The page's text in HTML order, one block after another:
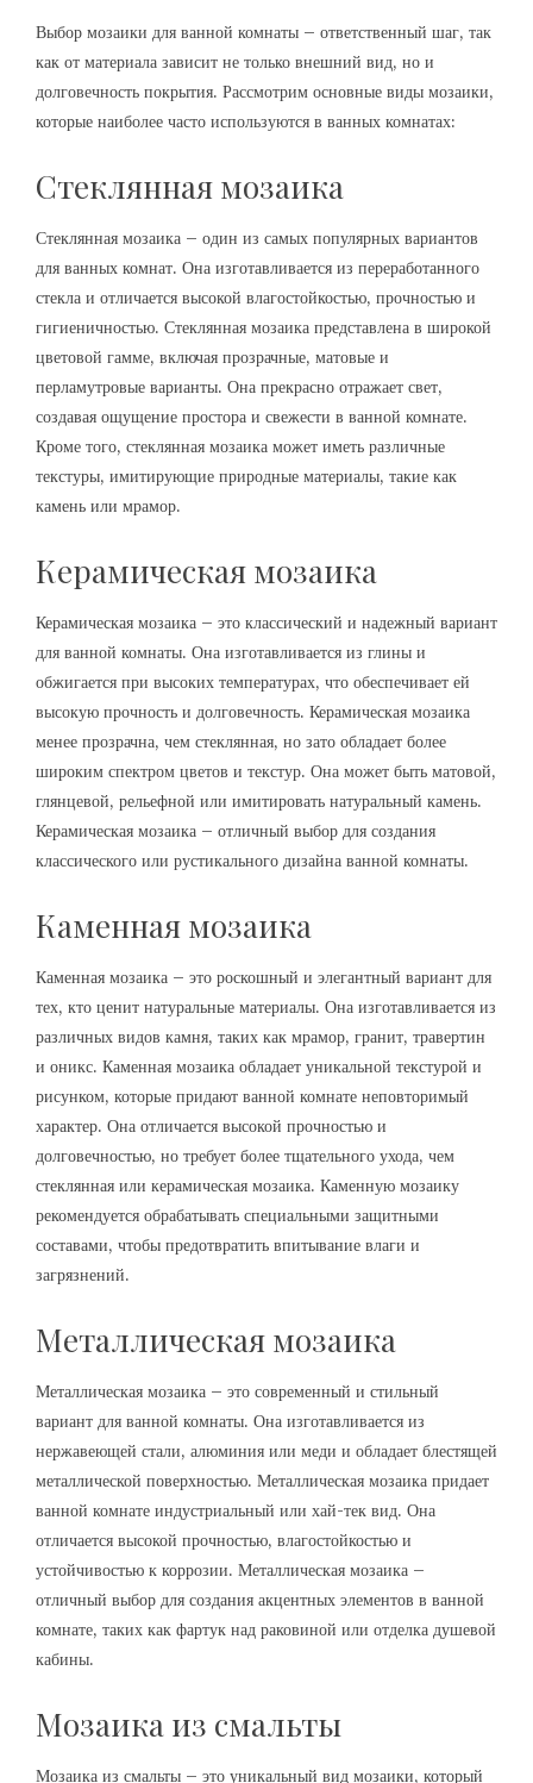
Выбор мозаики для ванной комнаты – ответственный шаг, так
как от материала зависит не только внешний вид, но и
долговечность покрытия. Рассмотрим основные виды мозаики,
которые наиболее часто используются в ванных комнатах:
Стеклянная мозаика
Стеклянная мозаика – один из самых популярных вариантов
для ванных комнат. Она изготавливается из переработанного
стекла и отличается высокой влагостойкостью, прочностью и
гигиеничностью. Стеклянная мозаика представлена в широкой
цветовой гамме, включая прозрачные, матовые и
перламутровые варианты. Она прекрасно отражает свет,
создавая ощущение простора и свежести в ванной комнате.
Кроме того, стеклянная мозаика может иметь различные
текстуры, имитирующие природные материалы, такие как
камень или мрамор.
Керамическая мозаика
Керамическая мозаика – это классический и надежный вариант
для ванной комнаты. Она изготавливается из глины и
обжигается при высоких температурах, что обеспечивает ей
высокую прочность и долговечность. Керамическая мозаика
менее прозрачна, чем стеклянная, но зато обладает более
широким спектром цветов и текстур. Она может быть матовой,
глянцевой, рельефной или имитировать натуральный камень.
Керамическая мозаика – отличный выбор для создания
классического или рустикального дизайна ванной комнаты.
Каменная мозаика
Каменная мозаика – это роскошный и элегантный вариант для
тех, кто ценит натуральные материалы. Она изготавливается из
различных видов камня, таких как мрамор, гранит, травертин
и оникс. Каменная мозаика обладает уникальной текстурой и
рисунком, которые придают ванной комнате неповторимый
характер. Она отличается высокой прочностью и
долговечностью, но требует более тщательного ухода, чем
стеклянная или керамическая мозаика. Каменную мозаику
рекомендуется обрабатывать специальными защитными
составами, чтобы предотвратить впитывание влаги и
загрязнений.
Металлическая мозаика
Металлическая мозаика – это современный и стильный
вариант для ванной комнаты. Она изготавливается из
нержавеющей стали, алюминия или меди и обладает блестящей
металлической поверхностью. Металлическая мозаика придает
ванной комнате индустриальный или хай-тек вид. Она
отличается высокой прочностью, влагостойкостью и
устойчивостью к коррозии. Металлическая мозаика –
отличный выбор для создания акцентных элементов в ванной
комнате, таких как фартук над раковиной или отделка душевой
кабины.
Мозаика из смальты
Мозаика из смальты – это уникальный вид мозаики, который